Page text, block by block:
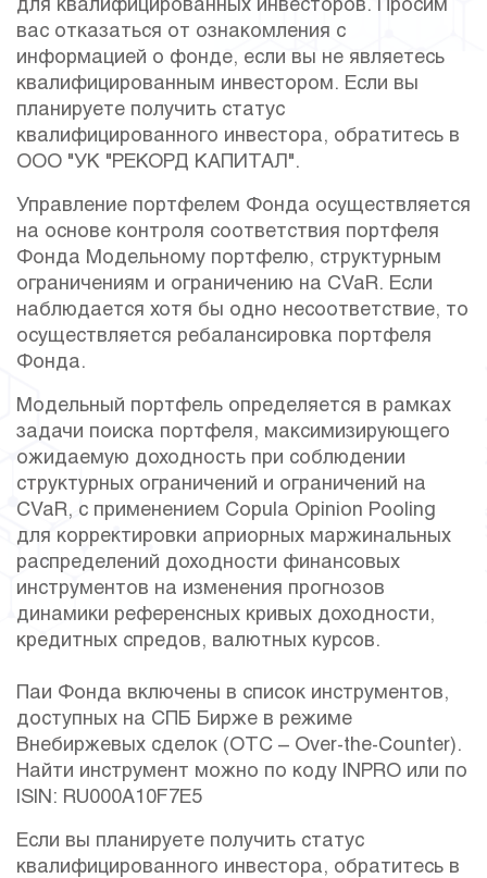
для квалифицированных инвесторов. Просим
вас отказаться от ознакомления с
информацией о фонде, если вы не являетесь
квалифицированным инвестором. Если вы
планируете получить статус
квалифицированного инвестора, обратитесь в
ООО "УК "РЕКОРД КАПИТАЛ".
Управление портфелем Фонда осуществляется
на основе контроля соответствия портфеля
Фонда Модельному портфелю, структурным
ограничениям и ограничению на CVaR. Если
наблюдается хотя бы одно несоответствие, то
осуществляется ребалансировка портфеля
Фонда.
Модельный портфель определяется в рамках
задачи поиска портфеля, максимизирующего
ожидаемую доходность при соблюдении
структурных ограничений и ограничений на
CVaR, с применением Copula Opinion Pooling
для корректировки априорных маржинальных
распределений доходности финансовых
инструментов на изменения прогнозов
динамики референсных кривых доходности,
кредитных спредов, валютных курсов.
Паи Фонда включены в список инструментов,
доступных на СПБ Бирже в режиме
Внебиржевых сделок (OTC – Over-the-Counter).
Найти инструмент можно по коду INPRO или по
ISIN: RU000A10F7E5
Если вы планируете получить статус
квалифицированного инвестора, обратитесь в